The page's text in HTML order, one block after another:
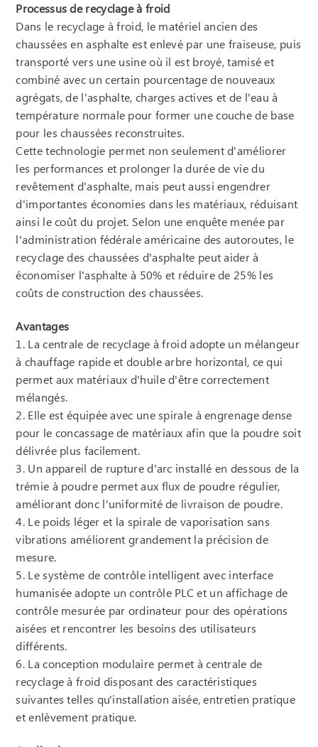
Processus de recyclage à froid
Dans le recyclage à froid, le matériel ancien des
chaussées en asphalte est enlevé par une fraiseuse, puis
transporté vers une usine où il est broyé, tamisé et
combiné avec un certain pourcentage de nouveaux
agrégats, de l'asphalte, charges actives et de l'eau à
température normale pour former une couche de base
pour les chaussées reconstruites.
Cette technologie permet non seulement d'améliorer
les performances et prolonger la durée de vie du
revêtement d'asphalte, mais peut aussi engendrer
d'importantes économies dans les matériaux, réduisant
ainsi le coût du projet. Selon une enquête menée par
l'administration fédérale américaine des autoroutes, le
recyclage des chaussées d'asphalte peut aider à
économiser l'asphalte à 50% et réduire de 25% les
coûts de construction des chaussées.
Avantages
1. La centrale de recyclage à froid adopte un mélangeur
à chauffage rapide et double arbre horizontal, ce qui
permet aux matériaux d'huile d'être correctement
mélangés.
2. Elle est équipée avec une spirale à engrenage dense
pour le concassage de matériaux afin que la poudre soit
délivrée plus facilement.
3. Un appareil de rupture d'arc installé en dessous de la
trémie à poudre permet aux flux de poudre régulier,
améliorant donc l'uniformité de livraison de poudre.
4. Le poids léger et la spirale de vaporisation sans
vibrations améliorent grandement la précision de
mesure.
5. Le système de contrôle intelligent avec interface
humanisée adopte un contrôle PLC et un affichage de
contrôle mesurée par ordinateur pour des opérations
aisées et rencontrer les besoins des utilisateurs
différents.
6. La conception modulaire permet à centrale de
recyclage à froid disposant des caractéristiques
suivantes telles qu'installation aisée, entretien pratique
et enlèvement pratique.